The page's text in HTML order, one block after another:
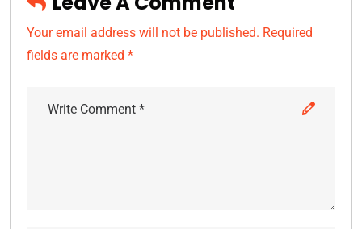
Your email address will not be published. Required
fields are marked *